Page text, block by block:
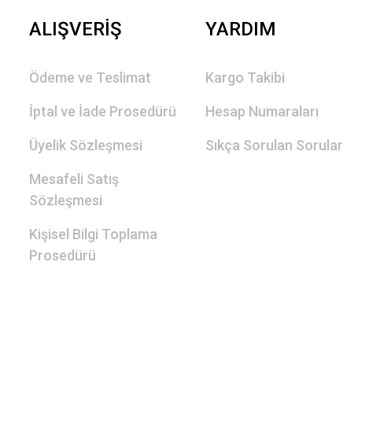
ALIŞVERİŞ
Ödeme ve Teslimat
İptal ve İade Prosedürü
Üyelik Sözleşmesi
Mesafeli Satış
Sözleşmesi
Kişisel Bilgi Toplama
Prosedürü
YARDIM
Kargo Takibi
Hesap Numaraları
Sıkça Sorulan Sorular